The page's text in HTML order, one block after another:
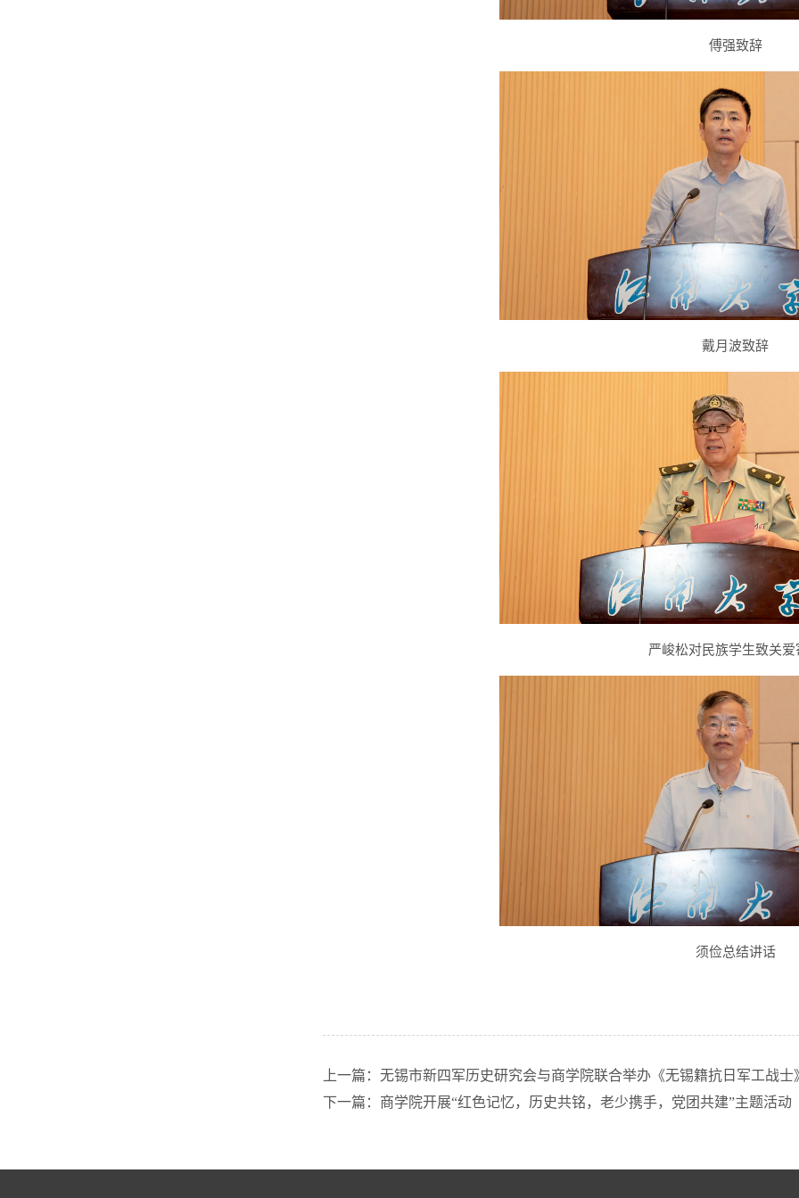
傅强致辞
戴月波致辞
严峻松对民族学生致关爱
须俭总结讲话
上一篇：无锡市新四军历史研究会与商学院联合举办《无锡籍抗日军工战
下一篇：商学院开展“红色记忆，历史共铭，老少携手，党团共建”主题活动